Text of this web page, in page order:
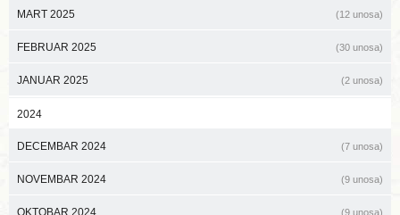
MART 2025 (12 unosa)
FEBRUAR 2025 (30 unosa)
JANUAR 2025 (2 unosa)
2024
DECEMBAR 2024 (7 unosa)
NOVEMBAR 2024 (9 unosa)
OKTOBAR 2024 (9 unosa)